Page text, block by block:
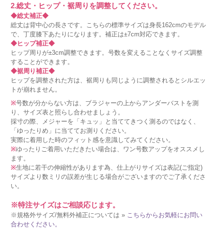
2.総丈・ヒップ・裾周りを調整してください。
◆総丈補正◆
総丈は背中心の長さです。こちらの標準サイズは身長162cmのモデル
で、丁度膝下あたりになります。補正は±7cm対応できます。
◆ヒップ補正◆
ヒップ周りが±3cm調整できます。号数を変えることなくサイズ調整
することができます。
◆裾周り補正◆
ヒップを調整された方は、裾周りも同じように調整されるとシルエッ
トが崩れません。
※号数が分からない方は、ブラジャーの上からアンダーバストを測
り、サイズ表と照らし合わせましょう。
採寸の際、メジャーを「キュッ」と当ててきつく測るのではなく、
「ゆったりめ」に当ててお測りください。
実際に着用した時のフィット感を意識してみてください。
※ゆったりご着用いただきたい場合は、ワン号数アップをオススメし
ます。
※生地に若干の伸縮性があります為、仕上がりサイズは表記(ご指定)
サイズより数ミリの誤差が生じる場合がございますのでご了承くださ
い。
※特注サイズはご相談応じます。
※規格外サイズ/無料外補正については » こちらからお気軽にお問い
合わせください。